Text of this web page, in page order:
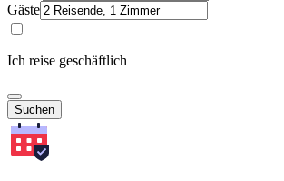
Gäste
Ich reise geschäftlich
Suchen